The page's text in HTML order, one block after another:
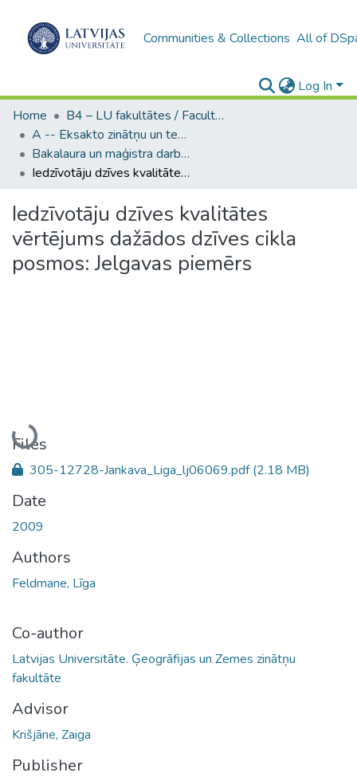
Communities & Collections All of
Log In
Home
B4 – LU fakultātes / Faculties of the UL
A -- Eksakto zinātņu un tehnoloģiju fakultāte / Faculty of Science and Technology
Bakalaura un maģistra darbi (EZTF) / Bachelor's and Master's theses
Iedzīvotāju dzīves kvalitātes vērtējums dažādos dzīves cikla posmos: Jelgavas piemērs
Iedzīvotāju dzīves kvalitātes
vērtējums dažādos dzīves cikla
posmos: Jelgavas piemērs
Loading...
Files
305-12728-Jankava_Liga_lj06069.pdf(2.18 MB)
Date
2009
Authors
Feldmane, Līga
Co-author
Latvijas Universitāte. Ģeogrāfijas un Zemes zinātņu
fakultāte
Advisor
Krišjāne, Zaiga
Publisher